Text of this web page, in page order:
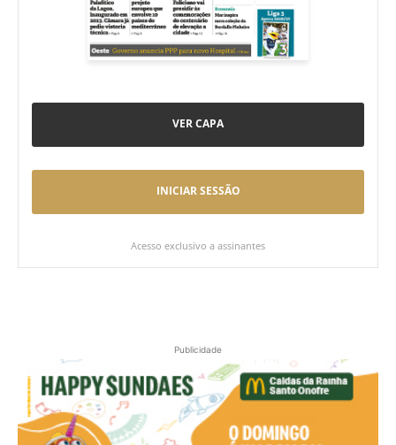
VER CAPA
INICIAR SESSÃO
Acesso exclusivo a assinantes
Publicidade